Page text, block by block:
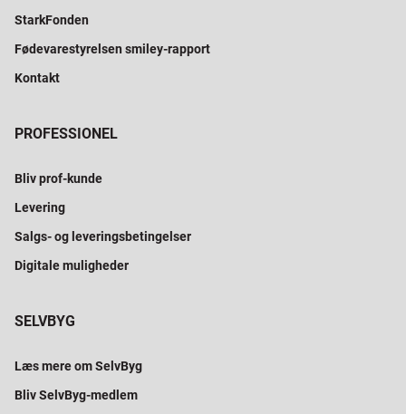
StarkFonden
Fødevarestyrelsen smiley-rapport
Kontakt
PROFESSIONEL
Bliv prof-kunde
Levering
Salgs- og leveringsbetingelser
Digitale muligheder
SELVBYG
Læs mere om SelvByg
Bliv SelvByg-medlem